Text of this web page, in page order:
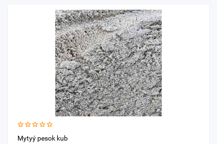
Mytyý pesok kub